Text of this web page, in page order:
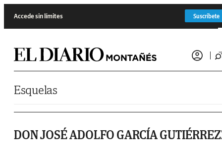
Accede sin límites Suscríbete
Esquelas
DON JOSÉ ADOLFO GARCÍA